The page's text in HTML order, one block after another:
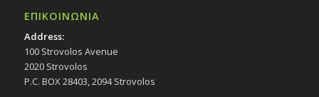
ΕΠΙΚΟΙΝΩΝΙΑ
Address:
100 Strovolos Avenue
2020 Strovolos
P.C. BOX 28403, 2094 Strovolos